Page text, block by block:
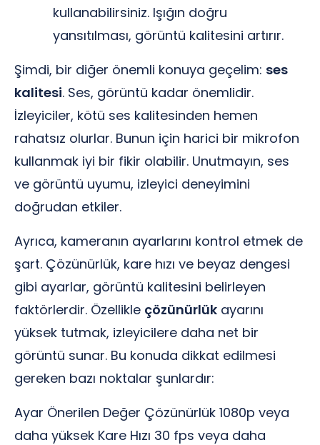
kullanabilirsiniz. Işığın doğru
yansıtılması, görüntü kalitesini artırır.
Şimdi, bir diğer önemli konuya geçelim: ses
kalitesi. Ses, görüntü kadar önemlidir.
İzleyiciler, kötü ses kalitesinden hemen
rahatsız olurlar. Bunun için harici bir mikrofon
kullanmak iyi bir fikir olabilir. Unutmayın, ses
ve görüntü uyumu, izleyici deneyimini
doğrudan etkiler.
Ayrıca, kameranın ayarlarını kontrol etmek de
şart. Çözünürlük, kare hızı ve beyaz dengesi
gibi ayarlar, görüntü kalitesini belirleyen
faktörlerdir. Özellikle çözünürlük ayarını
yüksek tutmak, izleyicilere daha net bir
görüntü sunar. Bu konuda dikkat edilmesi
gereken bazı noktalar şunlardır:
Ayar Önerilen Değer Çözünürlük 1080p veya
daha yüksek Kare Hızı 30 fps veya daha